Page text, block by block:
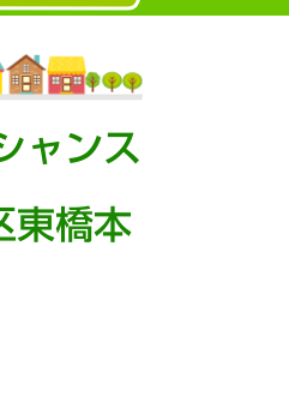
ャンス
東橋本